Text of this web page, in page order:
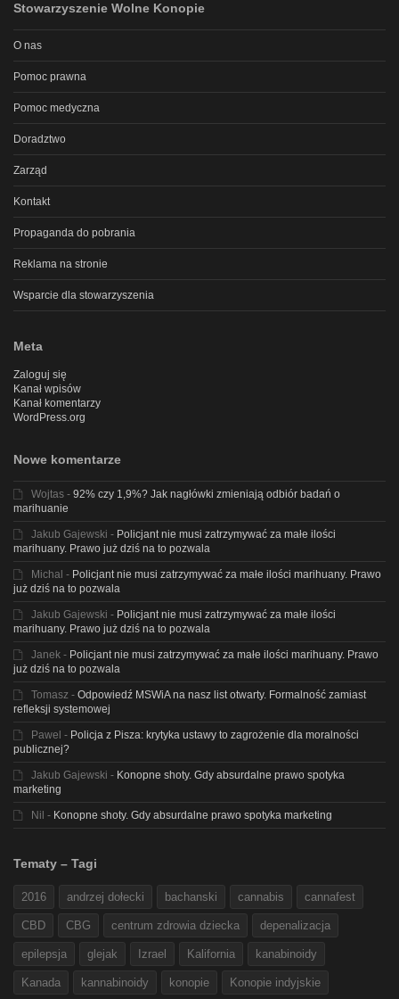
Stowarzyszenie Wolne Konopie
O nas
Pomoc prawna
Pomoc medyczna
Doradztwo
Zarząd
Kontakt
Propaganda do pobrania
Reklama na stronie
Wsparcie dla stowarzyszenia
Meta
Zaloguj się
Kanał wpisów
Kanał komentarzy
WordPress.org
Nowe komentarze
Wojtas - 92% czy 1,9%? Jak nagłówki zmieniają odbiór badań o
marihuanie
Jakub Gajewski - Policjant nie musi zatrzymywać za małe ilości
marihuany. Prawo już dziś na to pozwala
Michal - Policjant nie musi zatrzymywać za małe ilości marihuany. Prawo
już dziś na to pozwala
Jakub Gajewski - Policjant nie musi zatrzymywać za małe ilości
marihuany. Prawo już dziś na to pozwala
Janek - Policjant nie musi zatrzymywać za małe ilości marihuany. Prawo
już dziś na to pozwala
Tomasz - Odpowiedź MSWiA na nasz list otwarty. Formalność zamiast
refleksji systemowej
Pawel - Policja z Pisza: krytyka ustawy to zagrożenie dla moralności
publicznej?
Jakub Gajewski - Konopne shoty. Gdy absurdalne prawo spotyka
marketing
Nil - Konopne shoty. Gdy absurdalne prawo spotyka marketing
Tematy – Tagi
2016 andrzej dołecki bachanski cannabis cannafest
CBD CBG centrum zdrowia dziecka depenalizacja
epilepsja glejak Izrael Kalifornia kanabinoidy
Kanada kannabinoidy konopie Konopie indyjskie